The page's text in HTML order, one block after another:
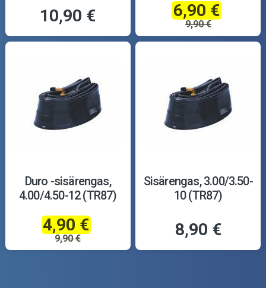
10,90 € 6,90 €
9,90 €
Duro -sisärengas,
4.00/4.50-12 (TR87)
4,90 €
9,90 €
Sisärengas, 3.00/3.50-
10 (TR87)
8,90 €